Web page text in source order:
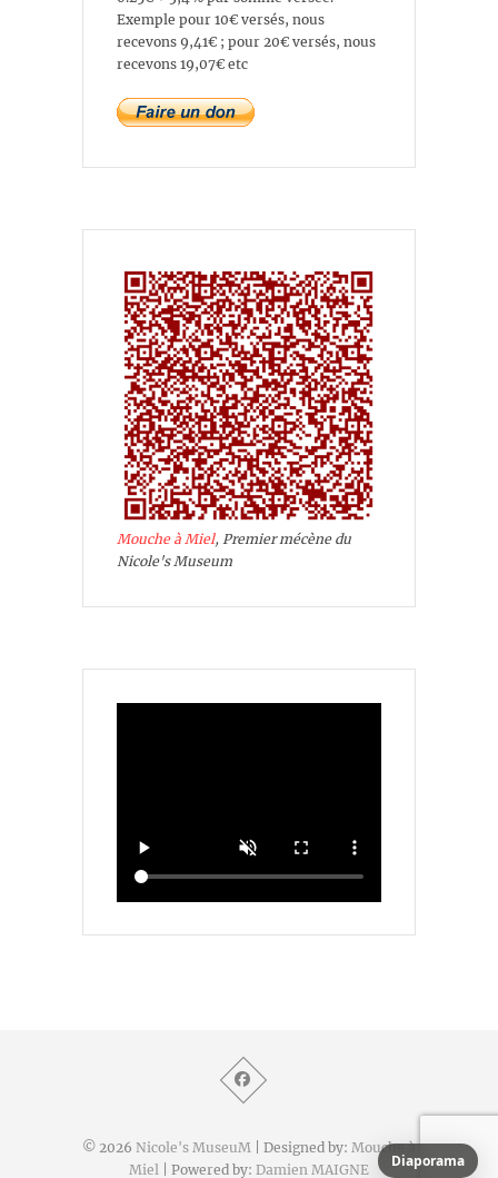
Exemple pour 10€ versés, nous
recevons 9,41€ ; pour 20€ versés, nous
recevons 19,07€ etc
Mouche à Miel, Premier mécène du
Nicole's Museum
© 2026 Nicole's MuseuM | Designed by: Mouche à
Miel | Powered by: Damien MAIGNE Diaporama